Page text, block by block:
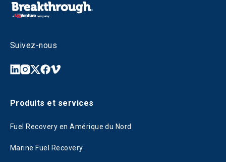
Suivez-nous
Produits et services
Fuel Recovery en Amérique du Nord
Marine Fuel Recovery